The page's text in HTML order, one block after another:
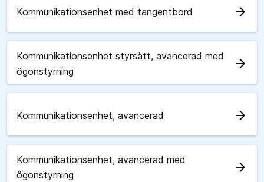
Kommunikationsenhet med tangentbord arrow_forward
Kommunikationsenhet styrsätt, avancerad med
ögonstyrning
arrow_forward
Kommunikationsenhet, avancerad arrow_forward
Kommunikationsenhet, avancerad med
ögonstyrning
arrow_forward